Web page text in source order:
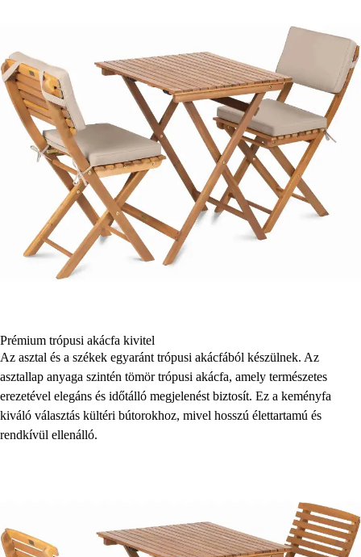
Prémium trópusi akácfa kivitel
Az asztal és a székek egyaránt trópusi akácfából készülnek. Az
asztallap anyaga szintén tömör trópusi akácfa, amely természetes
erezetével elegáns és időtálló megjelenést biztosít. Ez a keményfa
kiváló választás kültéri bútorokhoz, mivel hosszú élettartamú és
rendkívül ellenálló.